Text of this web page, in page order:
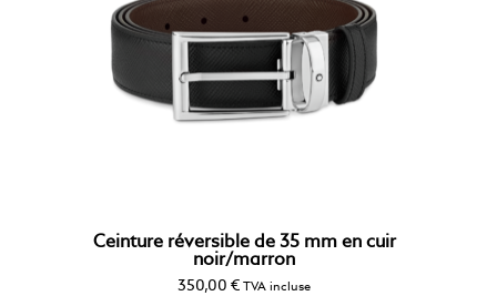
Ceinture réversible de 35 mm en cuir
noir/marron
350,00 € TVA incluse